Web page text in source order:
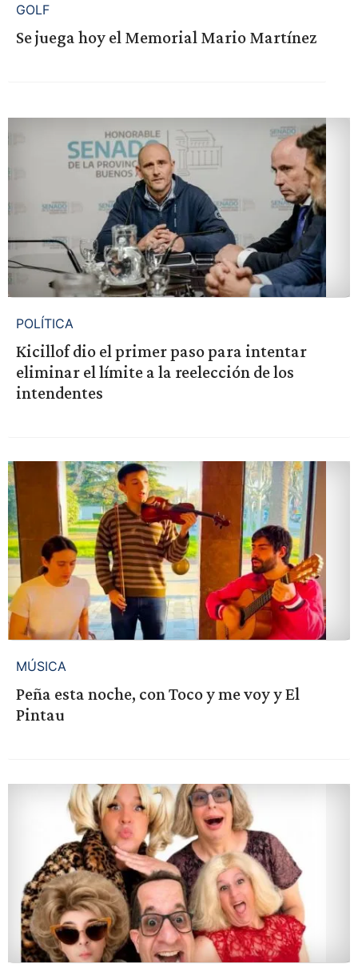
GOLF
Se juega hoy el Memorial Mario Martínez
POLÍTICA
Kicillof dio el primer paso para intentar
eliminar el límite a la reelección de los
intendentes
MÚSICA
Peña esta noche, con Toco y me voy y El
Pintau